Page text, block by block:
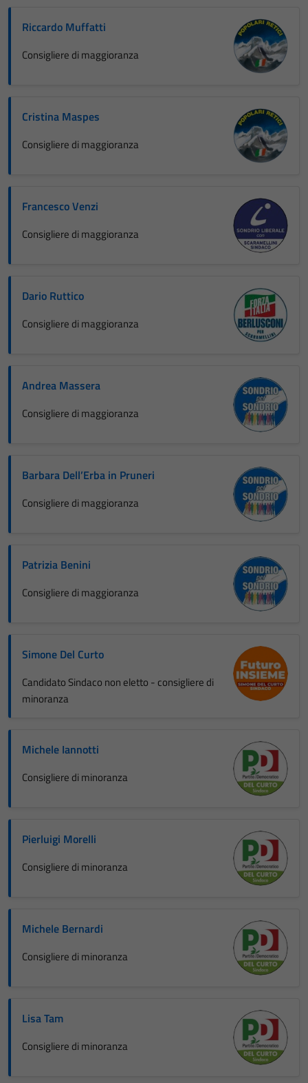
Riccardo Muffatti
Consigliere di maggioranza
Cristina Maspes
Consigliere di maggioranza
Francesco Venzi
Consigliere di maggioranza
Dario Ruttico
Consigliere di maggioranza
Andrea Massera
Consigliere di maggioranza
Barbara Dell’Erba in Pruneri
Consigliere di maggioranza
Patrizia Benini
Consigliere di maggioranza
Simone Del Curto
Candidato Sindaco non eletto - consigliere di
minoranza
Michele Iannotti
Consigliere di minoranza
Pierluigi Morelli
Consigliere di minoranza
Michele Bernardi
Consigliere di minoranza
Lisa Tam
Consigliere di minoranza